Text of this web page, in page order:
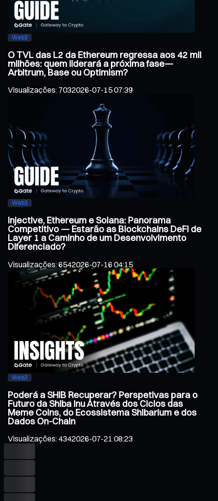
Web3
O TVL das L2 da Ethereum regressa aos 42 mil
milhões: quem liderará a próxima fase—
Arbitrum, Base ou Optimism?
Visualizações: 7032026-07-15 07:39
Web3
Injective, Ethereum e Solana: Panorama
Competitivo — Estarão as Blockchains DeFi de
Layer 1 a Caminho de um Desenvolvimento
Diferenciado?
Visualizações:6542026-07-16 04:15
Web3
Poderá a SHIB Recuperar? Perspetivas para o
Futuro da Shiba Inu Através dos Ciclos das
Meme Coins, do Ecossistema Shibarium e dos
Dados On-Chain
Visualizações:4342026-07-21 08:23